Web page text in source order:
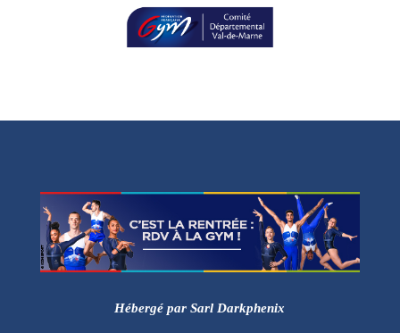
Hébergé par Sarl Darkphenix